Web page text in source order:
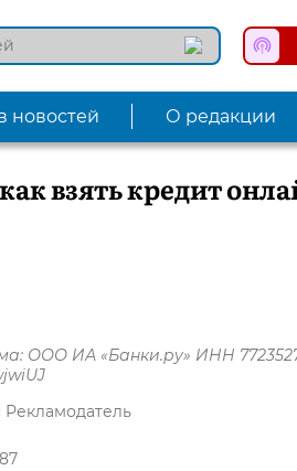
новостей О редакции
взять кредит
ООО ИА «Банки.ру» ИНН
Рекламодатель